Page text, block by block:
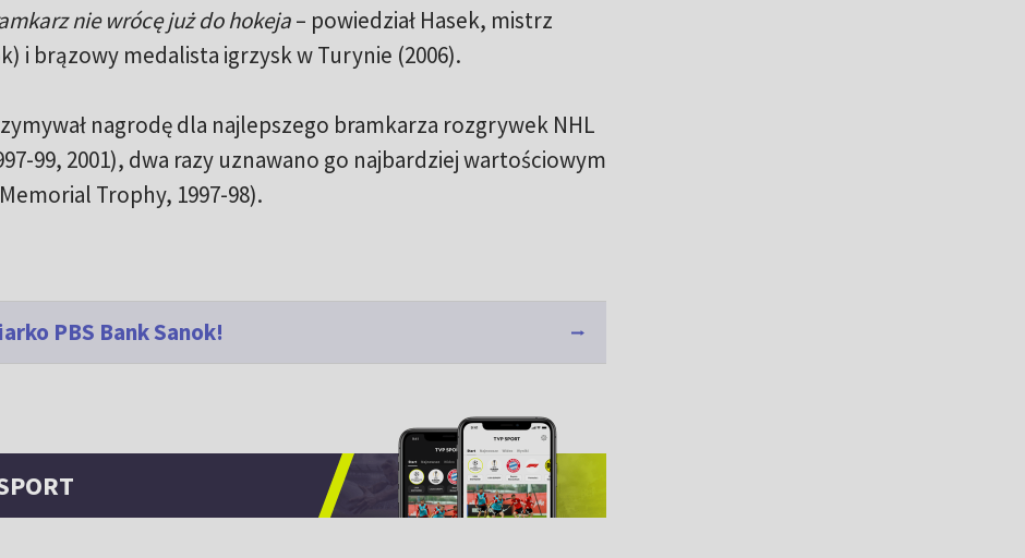
nie wrócę już do hokeja– powiedział Hasek, mistrz
i brązowy medalista igrzysk w Turynie (2006).
nagrodę dla najlepszego bramkarza rozgrywek NHL
99, 2001), dwa razy uznawano go najbardziej wartościowym
Trophy, 1997-98).
PBS Bank Sanok!